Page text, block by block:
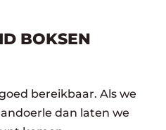
BOKSEN
bereikbaar. Als we
dan laten we